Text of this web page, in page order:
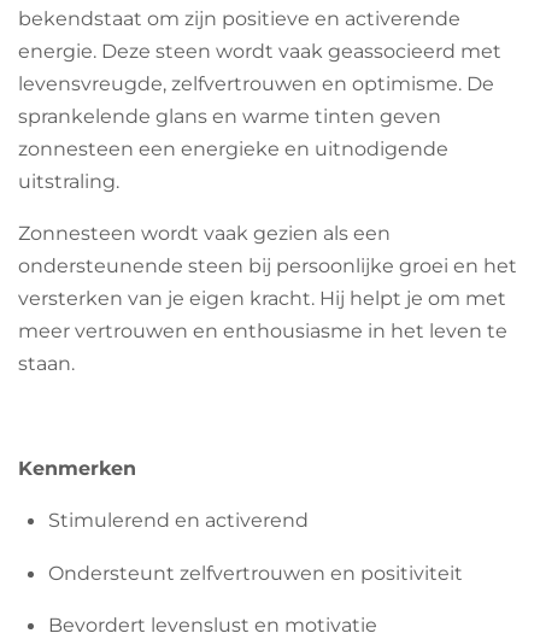
bekendstaat om zijn positieve en activerende
energie. Deze steen wordt vaak geassocieerd met
levensvreugde, zelfvertrouwen en optimisme. De
sprankelende glans en warme tinten geven
zonnesteen een energieke en uitnodigende
uitstraling.
Zonnesteen wordt vaak gezien als een
ondersteunende steen bij persoonlijke groei en het
versterken van je eigen kracht. Hij helpt je om met
meer vertrouwen en enthousiasme in het leven te
staan.
Kenmerken
Stimulerend en activerend
Ondersteunt zelfvertrouwen en positiviteit
Bevordert levenslust en motivatie